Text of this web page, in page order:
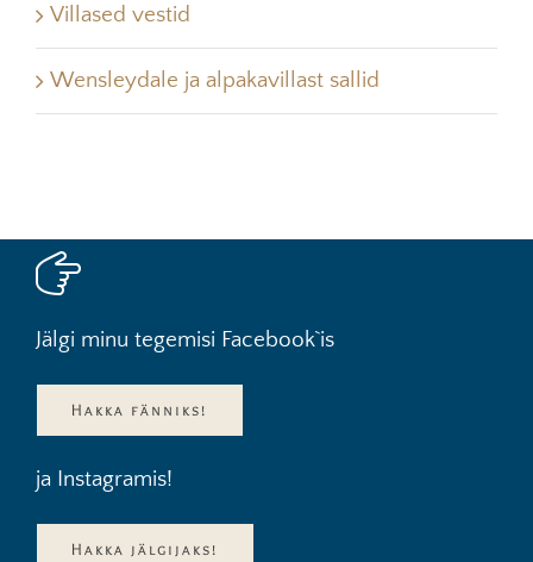
Villased vestid
Wensleydale ja alpakavillast sallid
Jälgi minu tegemisi Facebook`is
Hakka fänniks!
ja Instagramis!
Hakka jälgijaks!